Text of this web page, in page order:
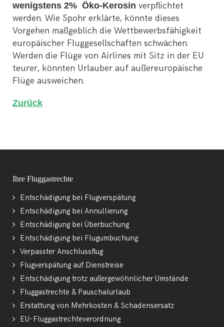
wenigstens 2% Öko-Kerosin verpflichtet
werden. Wie Spohr erklärte, könnte dieses
Vorgehen maßgeblich die Wettbewerbsfähigkeit
europäischer Fluggesellschaften schwächen.
Werden die Flüge von Airlines mit Sitz in der EU
teurer, könnten Urlauber auf außereuropäische
Flüge ausweichen.
Zurück
Ihre Fluggastrechte
Entschädigung bei Flugverspätung
Entschädigung bei Annullierung
Entschädigung bei Überbuchung
Entschädigung bei Flugumbuchung
Verpasster Anschlussflug
Flugverspätung auf Dienstreise
Entschädigung trotz außergewöhnlicher Umstände
Fluggastrechte & Pauschalurlaub
Erstattung von Mehrkosten & Schadensersatz
EU-Fluggastrechteverordnung